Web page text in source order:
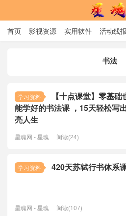
首页 影视资源 实用软件 活动线报
书法
学习资料
【十点课堂】零基础
能学好的书法课 ，15天轻松写
亮人生
星魂网 - 星魂 阅读(24)
学习资料 420天苏轼行书体系
星魂网 - 星魂 阅读(107)